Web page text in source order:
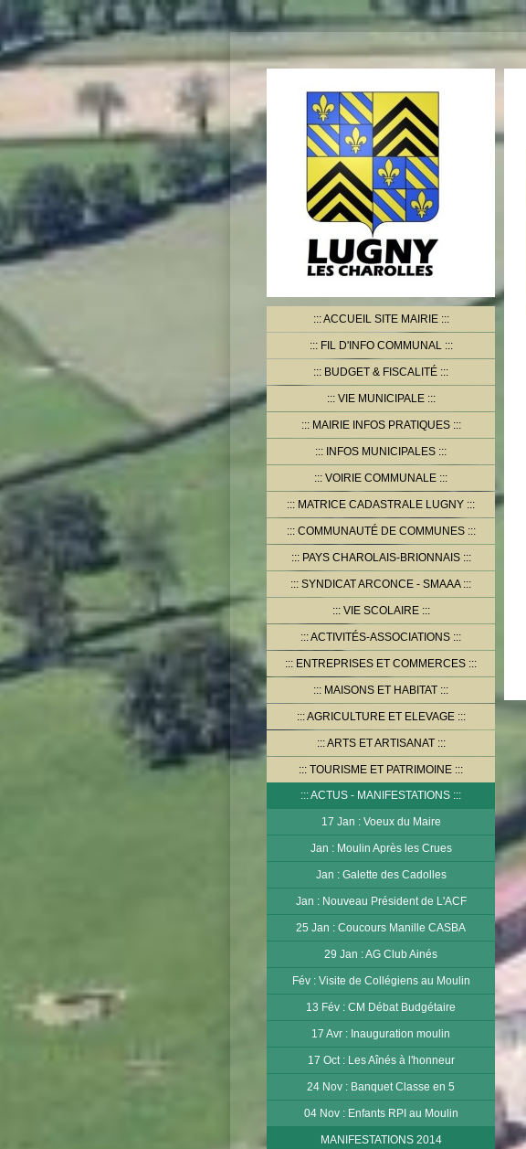
ACCUEIL SITE MAIRIE
FIL D'INFO COMMUNAL
BUDGET & FISCALITÉ
VIE MUNICIPALE
MAIRIE INFOS PRATIQUES
INFOS MUNICIPALES
VOIRIE COMMUNALE
MATRICE CADASTRALE LUGNY
COMMUNAUTÉ DE COMMUNES
PAYS CHAROLAIS-BRIONNAIS
SYNDICAT ARCONCE - SMAAA
VIE SCOLAIRE
ACTIVITÉS-ASSOCIATIONS
ENTREPRISES ET COMMERCES
MAISONS ET HABITAT
AGRICULTURE ET ELEVAGE
ARTS ET ARTISANAT
TOURISME ET PATRIMOINE
ACTUS - MANIFESTATIONS
17 Jan : Voeux du Maire
Jan : Moulin Après les Crues
Jan : Galette des Cadolles
Jan : Nouveau Président de L'ACF
25 Jan : Coucours Manille CASBA
29 Jan : AG Club Ainés
Fév : Visite de Collégiens au Moulin
13 Fév : CM Débat Budgétaire
17 Avr : Inauguration moulin
17 Oct : Les Aînés à l'honneur
24 Nov : Banquet Classe en 5
04 Nov : Enfants RPI au Moulin
MANIFESTATIONS 2014